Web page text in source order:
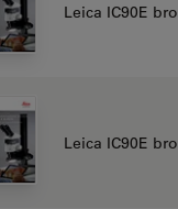
Leica IC90E
Leica IC90E